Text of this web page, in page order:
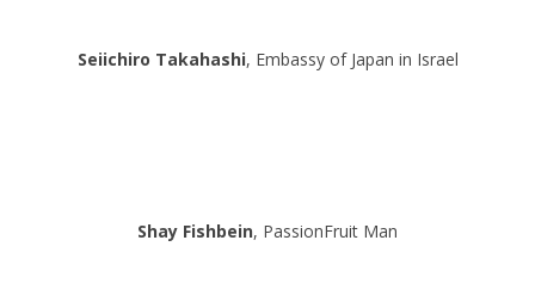
Seiichiro Takahashi, Embassy of Japan in Israel
Shay Fishbein, PassionFruit Man